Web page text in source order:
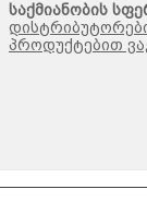
საქმიანობის
პროდუქტებით